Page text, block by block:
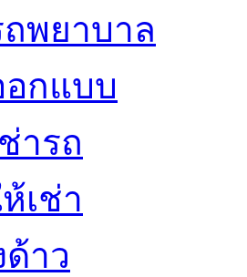
พยาบาล
อกแบบ
ารถ
เช่า
าว